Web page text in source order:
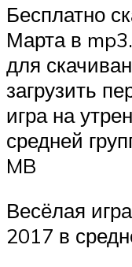
Бесплатно
Марта в
для
загрузить
игра на
средней
MB
Весёлая
2017 в